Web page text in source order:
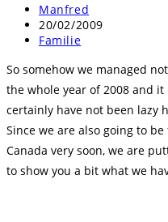
Beitrags-
Autor:
Manfred
Beitrag
veröffentlicht:
20/02/2009
Beitrags-
Familie
So somehow we managed
the whole year of 2008 and
certainly have not been lazy
Since we are also going to
Canada very soon, we are
to show you a bit what we